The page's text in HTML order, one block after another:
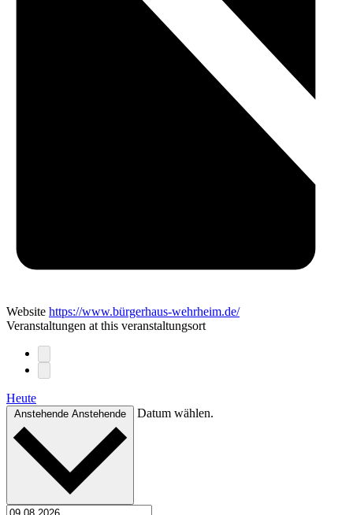
Website https://www.bürgerhaus-wehrheim.de/
Veranstaltungen at this veranstaltungsort
Heute
Anstehende Anstehende Datum wählen.